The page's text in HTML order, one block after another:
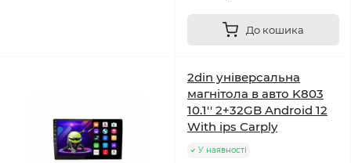
До кошика
2din універсальна
магнітола в авто K803
10.1'' 2+32GB Android 12
With ips Carply
У наявності